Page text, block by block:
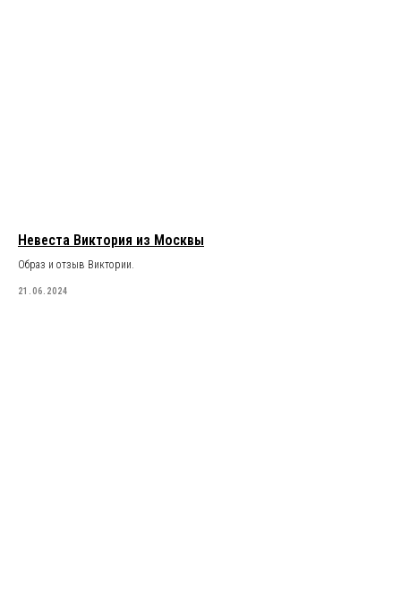
Невеста Виктория из Москвы
Образ и отзыв Виктории.
21.06.2024